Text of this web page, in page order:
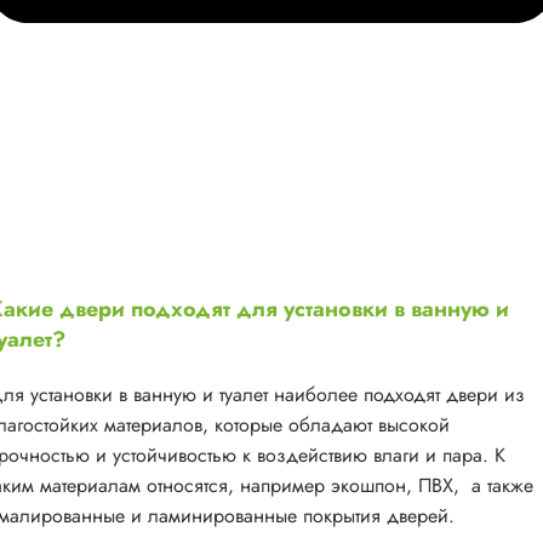
двери подходят для установки в ванную и
установки в ванную и туалет наиболее подходят двери из
материалов, которые обладают высокой
и устойчивостью к воздействию влаги и пара. К
материалам относятся, например экошпон, ПВХ, а также
и ламинированные покрытия дверей.